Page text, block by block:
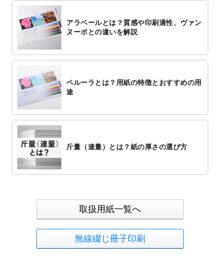
アラベールとは？質感や印刷適性、ヴァン
ヌーボとの違いを解説
ペルーラとは？用紙の特徴とおすすめの用
途
斤量（連量）とは？紙の厚さの選び方
取扱用紙一覧へ
無線綴じ冊子印刷